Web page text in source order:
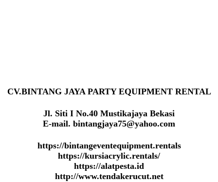
CV.BINTANG JAYA PARTY EQUIPMENT RENTAL
Jl. Siti I No.40 Mustikajaya Bekasi
E-mail. bintangjaya75@yahoo.com
https://bintangeventequipment.rentals
https://kursiacrylic.rentals/
https://alatpesta.id
http://www.tendakerucut.net